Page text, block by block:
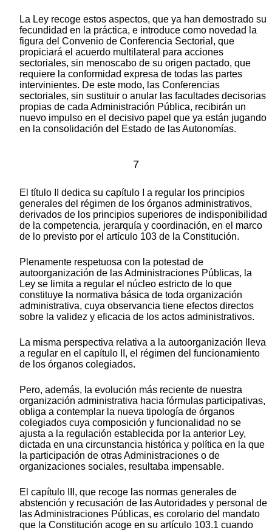
La Ley recoge estos aspectos, que ya han demostrado su
fecundidad en la práctica, e introduce como novedad la
figura del Convenio de Conferencia Sectorial, que
propiciará el acuerdo multilateral para acciones
sectoriales, sin menoscabo de su origen pactado, que
requiere la conformidad expresa de todas las partes
intervinientes. De este modo, las Conferencias
sectoriales, sin sustituir o anular las facultades decisorias
propias de cada Administración Pública, recibirán un
nuevo impulso en el decisivo papel que ya están jugando
en la consolidación del Estado de las Autonomías.
7
El título II dedica su capítulo I a regular los principios
generales del régimen de los órganos administrativos,
derivados de los principios superiores de indisponibilidad
de la competencia, jerarquía y coordinación, en el marco
de lo previsto por el artículo 103 de la Constitución.
Plenamente respetuosa con la potestad de
autoorganización de las Administraciones Públicas, la
Ley se limita a regular el núcleo estricto de lo que
constituye la normativa básica de toda organización
administrativa, cuya observancia tiene efectos directos
sobre la validez y eficacia de los actos administrativos.
La misma perspectiva relativa a la autoorganización lleva
a regular en el capítulo II, el régimen del funcionamiento
de los órganos colegiados.
Pero, además, la evolución más reciente de nuestra
organización administrativa hacia fórmulas participativas,
obliga a contemplar la nueva tipología de órganos
colegiados cuya composición y funcionalidad no se
ajusta a la regulación establecida por la anterior Ley,
dictada en una circunstancia histórica y política en la que
la participación de otras Administraciones o de
organizaciones sociales, resultaba impensable.
El capítulo III, que recoge las normas generales de
abstención y recusación de las Autoridades y personal de
las Administraciones Públicas, es corolario del mandato
que la Constitución acoge en su artículo 103.1 cuando